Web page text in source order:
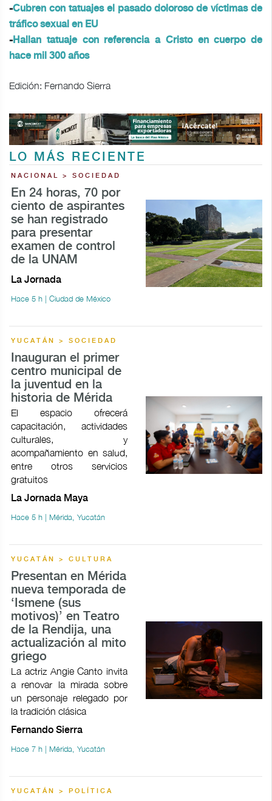
-Cubren con tatuajes el pasado doloroso de víctimas de
tráfico sexual en EU
-Hallan tatuaje con referencia a Cristo en cuerpo de
hace mil 300 años
Edición: Fernando Sierra
LO MÁS RECIENTE
NACIONAL > SOCIEDAD
En 24 horas, 70 por
ciento de aspirantes
se han registrado
para presentar
examen de control
de la UNAM
La Jornada
Hace 5 h | Ciudad de México
YUCATÁN > SOCIEDAD
Inauguran el primer
centro municipal de
la juventud en la
historia de Mérida
El espacio ofrecerá
capacitación, actividades
culturales, y
acompañamiento en salud,
entre otros servicios
gratuitos
La Jornada Maya
Hace 5 h | Mérida, Yucatán
YUCATÁN > CULTURA
Presentan en Mérida
nueva temporada de
‘Ismene (sus
motivos)’ en Teatro
de la Rendija, una
actualización al mito
griego
La actriz Angie Canto invita
a renovar la mirada sobre
un personaje relegado por
la tradición clásica
Fernando Sierra
Hace 7 h | Mérida, Yucatán
YUCATÁN > POLÍTICA